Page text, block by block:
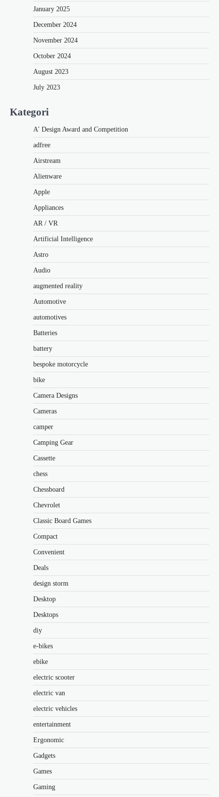
January 2025
December 2024
November 2024
October 2024
August 2023
July 2023
Kategori
A' Design Award and Competition
adfree
Airstream
Alienware
Apple
Appliances
AR / VR
Artificial Intelligence
Astro
Audio
augmented reality
Automotive
automotives
Batteries
battery
bespoke motorcycle
bike
Camera Designs
Cameras
camper
Camping Gear
Cassette
chess
Chessboard
Chevrolet
Classic Board Games
Compact
Convenient
Deals
design storm
Desktop
Desktops
diy
e-bikes
ebike
electric scooter
electric van
electric vehicles
entertainment
Ergonomic
Gadgets
Games
Gaming